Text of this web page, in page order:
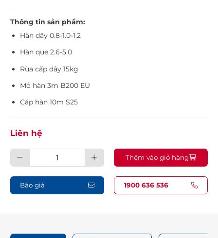
Thông tin sản phẩm:
Hàn dây 0.8-1.0-1.2
Hàn que 2.6-5.0
Rùa cấp dây 15kg
Mỏ hàn 3m B200 EU
Cáp hàn 10m S25
Liên hệ
Máy
MIG
Ký
Pro
MIG250SPRO3
Thêm vào giỏ hàng
Báo giá 1900 636 536